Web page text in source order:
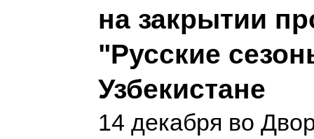
на закрытии
"Русские
Узбекистане
14 декабря во